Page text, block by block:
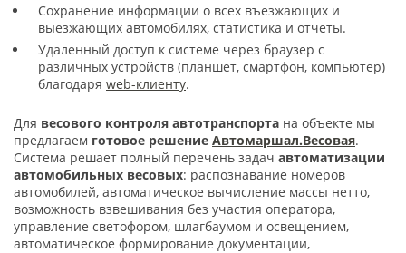
Сохранение информации о всех въезжающих и
выезжающих автомобилях, статистика и отчеты.
Удаленный доступ к системе через браузер с
различных устройств (планшет, смартфон, компьютер)
благодаря web-клиенту.
Для весового контроля автотранспорта на объекте мы
предлагаем готовое решение Автомаршал.Весовая.
Система решает полный перечень задач автоматизации
автомобильных весовых: распознавание номеров
автомобилей, автоматическое вычисление массы нетто,
возможность взвешивания без участия оператора,
управление светофором, шлагбаумом и освещением,
автоматическое формирование документации,